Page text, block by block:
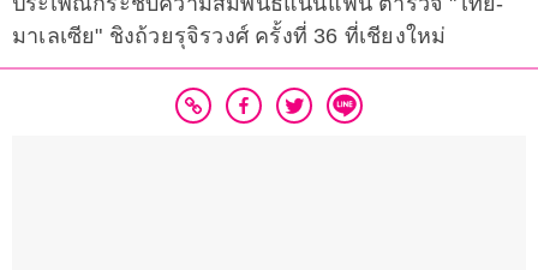
มาเลเซีย" ชิงถ้วยรุจิรวงศ์ ครั้งที่ 36 ที่เชียงใหม่